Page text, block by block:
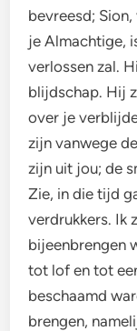
bevreesd;
je Almachtige,
verlossen zal.
blijdschap. Hij
over je
zijn vanwege
zijn uit jou; de
Zie, in die tijd
verdrukkers. Ik
bijeenbrengen
tot lof en tot
beschaamd
brengen,